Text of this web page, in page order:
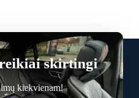
skirtingi
kiekvienam!